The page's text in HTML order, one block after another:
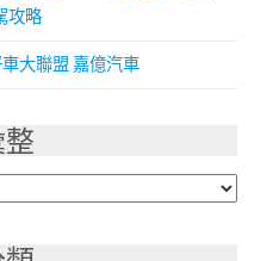
攻略
大聯盟 嘉億汽車